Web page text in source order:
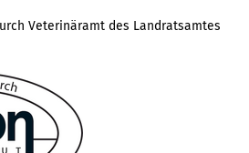
Veterinäramt des Landratsamtes